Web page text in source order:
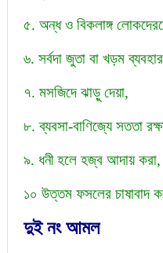
৫. অন্ধ ও বিকলাঙ্গ
৬. সর্বদা জুতা বা খড়ম
৭. মসজিদে ঝাড়ু দেয়া,
৮. ব্যবসা-বাণিজ্যে সততা
৯. ধনী হলে হজ্ব আদায়
১০ উত্তম ফসলের চাষাবাদ
দুই নং আমল